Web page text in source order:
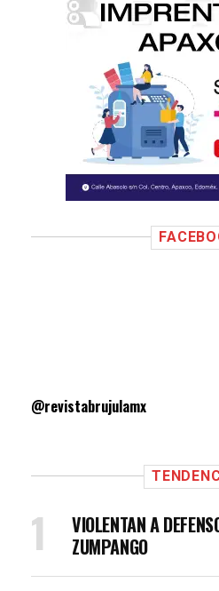
@revistabrujulamx
VIOLENTAN A
ZUMPANGO